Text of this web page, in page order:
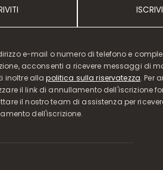
e-mail o numero di telefono e
acconsenti a ricevere messaggi di
inoltre allapolitica sulla riservatezza. Per
il link di annullamento dell'iscrizione
il nostro team di assistenza per
dell'iscrizione.